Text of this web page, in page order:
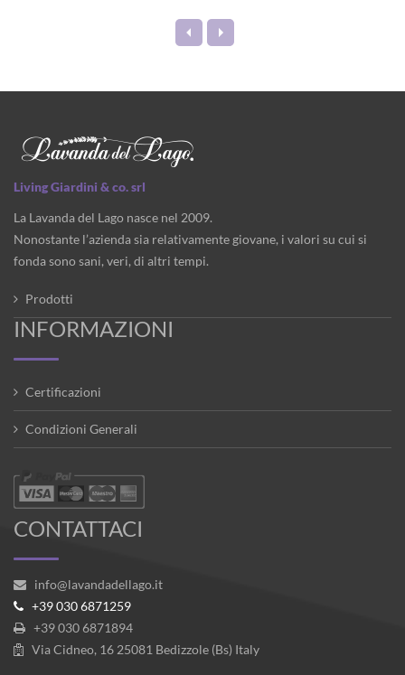
Living Giardini & co. srl
La Lavanda del Lago nasce nel 2009.
Nonostante l’azienda sia relativamente giovane, i valori su cui si
fonda sono sani, veri, di altri tempi.
Prodotti
INFORMAZIONI
Certificazioni
Condizioni Generali
CONTATTACI
info@lavandadellago.it
+39 030 6871259
+39 030 6871894
Via Cidneo, 16 25081 Bedizzole (Bs) Italy